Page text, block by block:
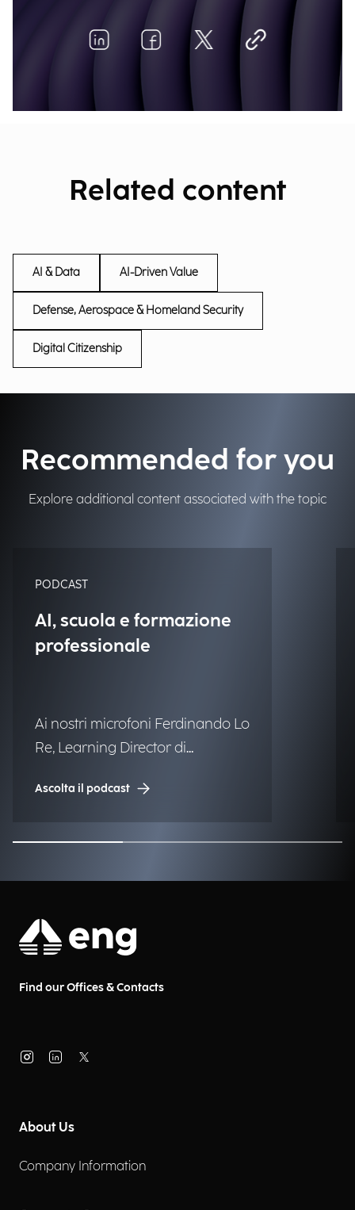
Related content
AI & Data AI-Driven Value
Defense, Aerospace & Homeland Security
Digital Citizenship
Recommended for you
Explore additional content associated with the topic
PODCAST
AI, scuola e formazione
professionale
Ai nostri microfoni Ferdinando Lo
Re, Learning Director di
Ascolta il podcast
Find our Offices & Contacts
About Us
Company Information